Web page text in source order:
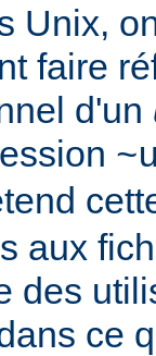
Unix,
faire
d'un
aux
des
ce